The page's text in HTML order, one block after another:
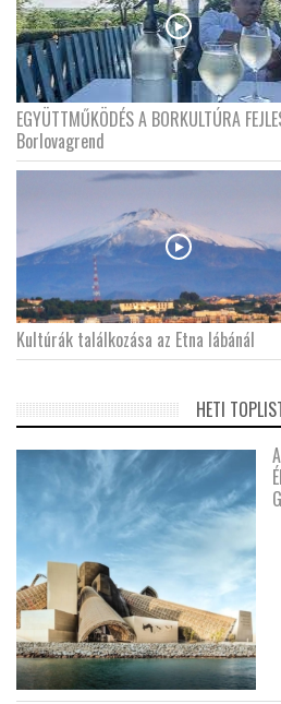
EGYÜTTMŰKÖDÉS A BORKULTÚRA
Borlovagrend
Kultúrák találkozása az Etna lábánál
HETI